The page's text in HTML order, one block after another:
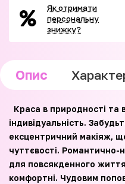
Як отримати
персональну
знижку?
Опис
Краса в природності та
індивідуальність.
ексцентричний макіяж,
чуттєвості. Романтично-
для повсякденного
комфортні. Чудовим